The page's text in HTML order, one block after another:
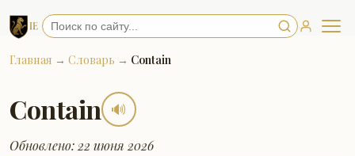
Главная → Словарь → Contain
Contain 🔊
Обновлено: 22 июня 2026